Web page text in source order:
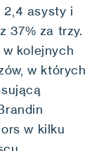
2,4 asysty i
37% za trzy.
kolejnych
w których
w kilku